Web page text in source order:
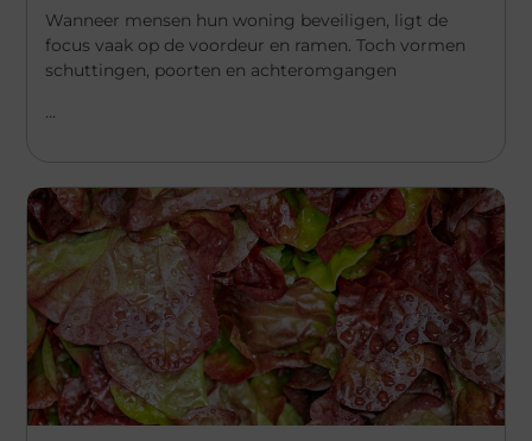
Wanneer mensen hun woning beveiligen, ligt de
focus vaak op de voordeur en ramen. Toch vormen
schuttingen, poorten en achteromgangen
...